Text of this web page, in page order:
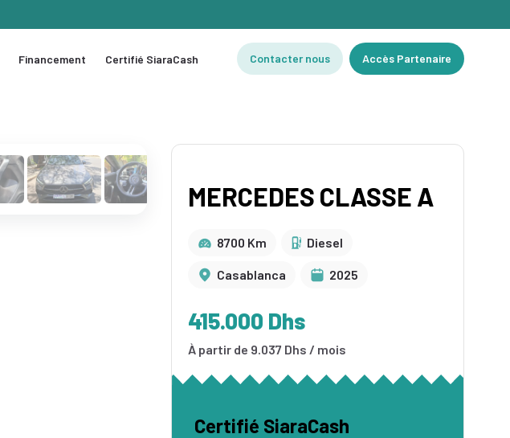
Financement Certifié SiaraCash Contacter nous Accès Partenaire
MERCEDES CLASSE A
8700 Km Diesel
Casablanca 2025
415.000 Dhs
À partir de 9.037 Dhs / mois
Certifié SiaraCash